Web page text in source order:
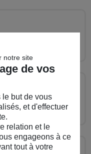
notre site
de vos
but de vous
et d'effectuer
relation et le
engageons à ce
tout à votre